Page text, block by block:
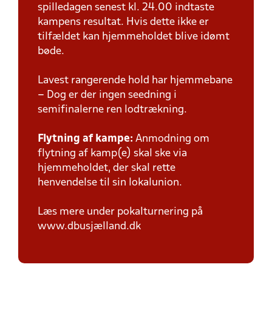
spilledagen senest kl. 24.00 indtaste
kampens resultat. Hvis dette ikke er
tilfældet kan hjemmeholdet blive idømt
bøde.
Lavest rangerende hold har hjemmebane
– Dog er der ingen seedning i
semifinalerne ren lodtrækning.
Flytning af kampe: Anmodning om
flytning af kamp(e) skal ske via
hjemmeholdet, der skal rette
henvendelse til sin lokalunion.
Læs mere under pokalturnering på
www.dbusjælland.dk